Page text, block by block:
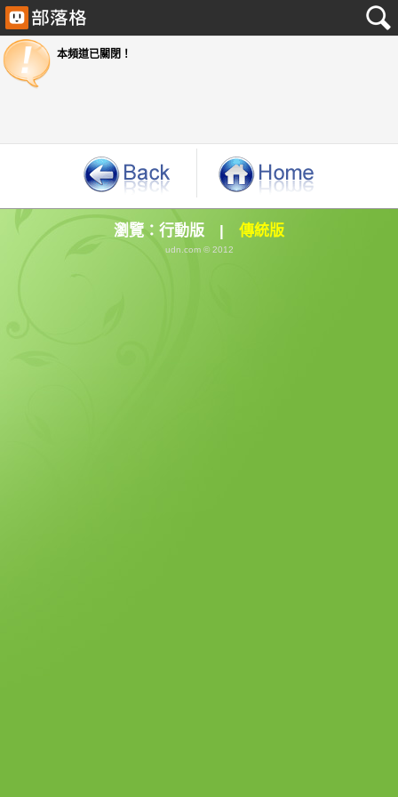
瀏覽： 行動版 | 傳統版
udn.com © 2012